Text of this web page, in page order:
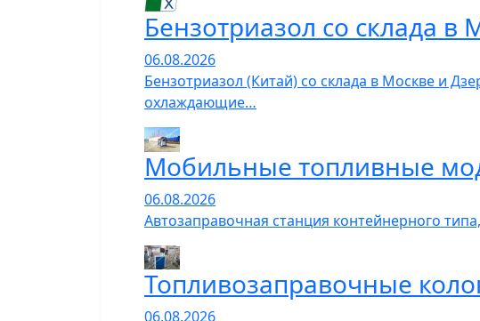
Бензотриазол со склада в
06.08.2026
Бензотриазол (Китай) со склада в Москве и
охлаждающие…
Мобильные топливные
06.08.2026
Автозаправочная станция контейнерного
Топливозаправочные
06.08.2026